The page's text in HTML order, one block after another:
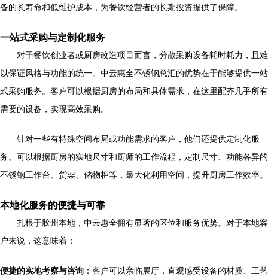
备的长寿命和低维护成本，为餐饮经营者的长期投资提供了保障。
一站式采购与定制化服务
对于餐饮创业者或厨房改造项目而言，分散采购设备耗时耗力，且难
以保证风格与功能的统一。中云惠全不锈钢总汇的优势在于能够提供一站
式采购服务。客户可以根据厨房的布局和具体需求，在这里配齐几乎所有
需要的设备，实现高效采购。
针对一些有特殊空间布局或功能需求的客户，他们还提供定制化服
务。可以根据厨房的实地尺寸和厨师的工作流程，定制尺寸、功能各异的
不锈钢工作台、货架、储物柜等，最大化利用空间，提升厨房工作效率。
本地化服务的便捷与可靠
扎根于胶州本地，中云惠全拥有显著的区位和服务优势。对于本地客
户来说，这意味着：
便捷的实地考察与咨询 ：客户可以亲临展厅，直观感受设备的材质、工艺